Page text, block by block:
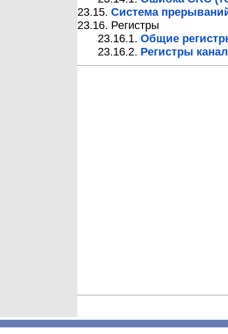
23.15. Система
23.16. Регистры
23.16.1. Общие
23.16.2. Регистры